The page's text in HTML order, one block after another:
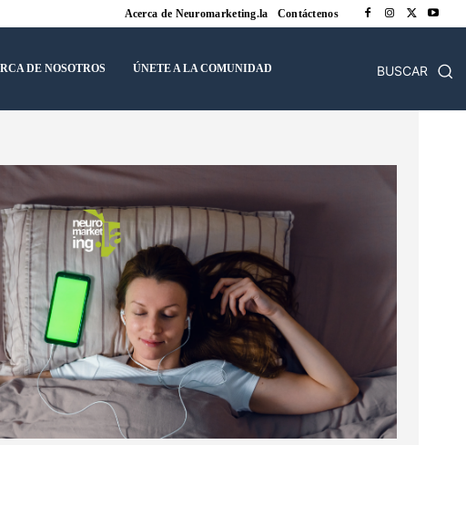
Acerca de Neuromarketing.la Contáctenos
DE NOSOTROS ÚNETE A LA COMUNIDAD BUSCAR